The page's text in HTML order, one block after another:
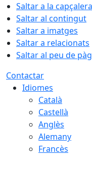
Saltar a la capçalera
Saltar al contingut
Saltar a imatges
Saltar a relacionats
Saltar al peu de
Contactar
Idiomes
Català
Castellà
Anglès
Alemany
Francès